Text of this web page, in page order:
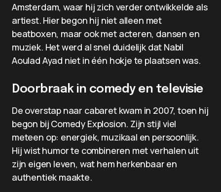
Amsterdam, waar hij zich verder ontwikkelde als
artiest. Hier begon hij niet alleen met
beatboxen, maar ook met acteren, dansen en
muziek. Het werd al snel duidelijk dat Nabil
Aoulad Ayad niet in één hokje te plaatsen was.
Doorbraak in comedy en televisie
De overstap naar cabaret kwam in 2007, toen hij
begon bij Comedy Explosion. Zijn stijl viel
meteen op: energiek, muzikaal en persoonlijk.
Hij wist humor te combineren met verhalen uit
zijn eigen leven, wat hem herkenbaar en
authentiek maakte.